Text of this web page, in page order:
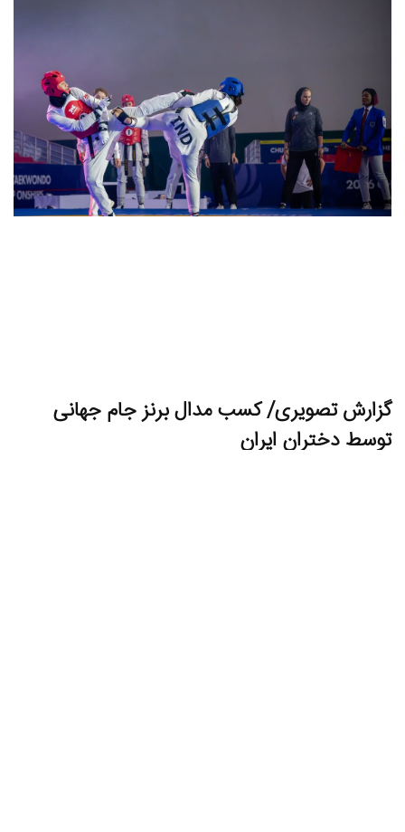
گزارش تصویری/ کسب مدال برنز جام جهانی
توسط دختران ایران